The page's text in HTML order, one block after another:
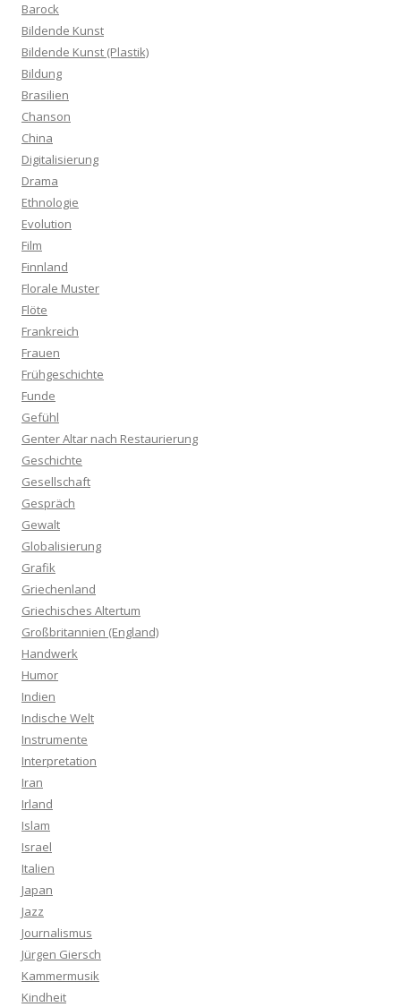
Barock
Bildende Kunst
Bildende Kunst (Plastik)
Bildung
Brasilien
Chanson
China
Digitalisierung
Drama
Ethnologie
Evolution
Film
Finnland
Florale Muster
Flöte
Frankreich
Frauen
Frühgeschichte
Funde
Gefühl
Genter Altar nach Restaurierung
Geschichte
Gesellschaft
Gespräch
Gewalt
Globalisierung
Grafik
Griechenland
Griechisches Altertum
Großbritannien (England)
Handwerk
Humor
Indien
Indische Welt
Instrumente
Interpretation
Iran
Irland
Islam
Israel
Italien
Japan
Jazz
Journalismus
Jürgen Giersch
Kammermusik
Kindheit